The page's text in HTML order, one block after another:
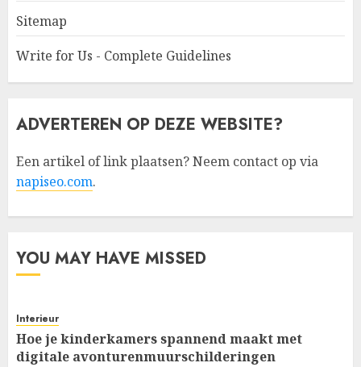
Sitemap
Write for Us - Complete Guidelines
ADVERTEREN OP DEZE WEBSITE?
Een artikel of link plaatsen? Neem contact op via
napiseo.com.
YOU MAY HAVE MISSED
Interieur
Hoe je kinderkamers spannend maakt met
digitale avonturenmuurschilderingen